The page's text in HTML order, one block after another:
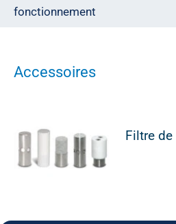
fonctionnement
Accessoires
Filtre